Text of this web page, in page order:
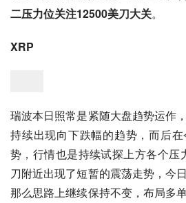
二压力位关注12500美刀大关。
XRP
瑞波本日照常是紧随大盘趋势运作
持续出现向下跌幅的趋势，而后
势，行情也是持续试探上方各个压
刀附近出现了短暂的震荡走势，今
那么思路上继续保持不变，布局多